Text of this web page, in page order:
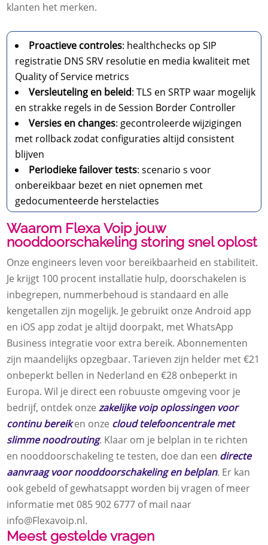
klanten het merken.
Proactieve controles: healthchecks op SIP
registratie DNS SRV resolutie en media kwaliteit met
Quality of Service metrics
Versleuteling en beleid: TLS en SRTP waar mogelijk
en strakke regels in de Session Border Controller
Versies en changes: gecontroleerde wijzigingen
met rollback zodat configuraties altijd consistent
blijven
Periodieke failover tests: scenario s voor
onbereikbaar bezet en niet opnemen met
gedocumenteerde herstelacties
Waarom Flexa Voip jouw
nooddoorschakeling storing snel oplost
Onze engineers leven voor bereikbaarheid en stabiliteit.
Je krijgt 100 procent installatie hulp, doorschakelen is
inbegrepen, nummerbehoud is standaard en alle
kengetallen zijn mogelijk. Je gebruikt onze Android app
en iOS app zodat je altijd doorpakt, met WhatsApp
Business integratie voor extra bereik. Abonnementen
zijn maandelijks opzegbaar. Tarieven zijn helder met €21
onbeperkt bellen in Nederland en €28 onbeperkt in
Europa. Wil je direct een robuuste omgeving voor je
bedrijf, ontdek onzezakelijke voip oplossingen voor
continu bereiken onze cloud telefooncentrale met
slimme noodrouting. Klaar om je belplan in te richten
en nooddoorschakeling te testen, doe dan een directe
aanvraag voor nooddoorschakeling en belplan. Er kan
ook gebeld of gewhatsappt worden bij vragen of meer
informatie met 085 902 6777 of mail naar
info@Flexavoip.nl.
Meest gestelde vragen